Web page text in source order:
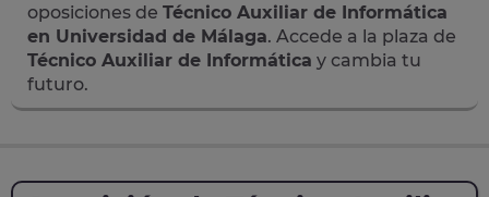
oposiciones de Técnico Auxiliar de Informática
en Universidad de Málaga. Accede a la plaza de
Técnico Auxiliar de Informática y cambia tu
futuro.